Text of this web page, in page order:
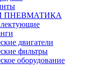
ПНЕВМАТИКА
двигатели
фильтры
оборудование